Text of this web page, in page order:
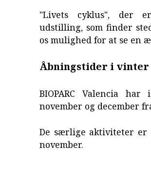
"Livets cyklus", der
udstilling, som finder
os mulighed for at se en
Åbningstider i vinter
BIOPARC Valencia
november og december
De særlige aktiviteter er
november.